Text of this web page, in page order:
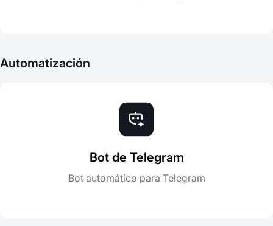
Automatización
Bot de Telegram
Bot automático para Telegram